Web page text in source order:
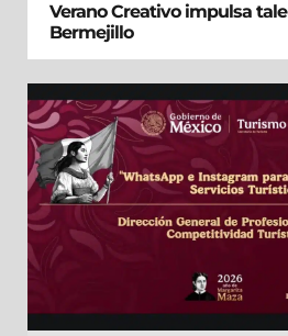
Verano Creativo impulsa
Bermejillo